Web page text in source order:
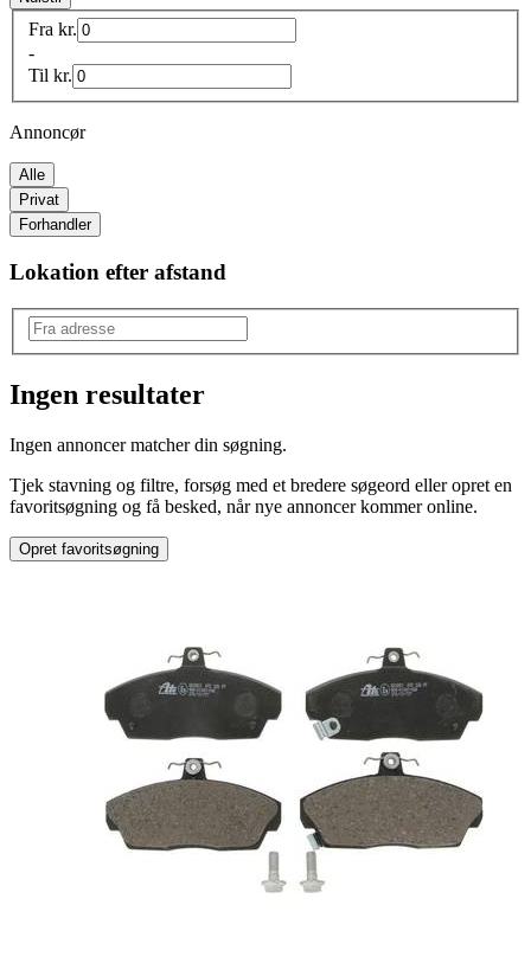
Fra kr.
-
Til kr.
Annoncør
Alle
Privat
Forhandler
Lokation efter afstand
Golf VII
Ingen resultater
Ingen annoncer matcher din søgning.
Tjek stavning og filtre, forsøg med et bredere søgeord eller opret en
favoritsøgning og få besked, når nye annoncer kommer online.
Opret favoritsøgning